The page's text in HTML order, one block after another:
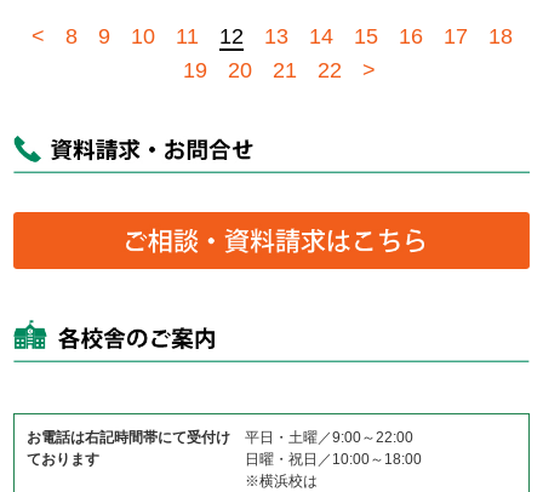
< 8 9 10 11 12 13 14 15 16 17
18
19
20 21 22 >
お電話は右記時間帯にて受付け
ております
平日・土曜／9:00～22:00
日曜・祝日／10:00～18:00
※横浜校は